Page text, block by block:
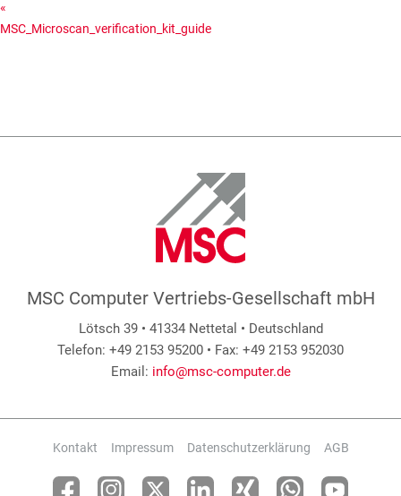
«
MSC_Microscan_verification_kit_guide
MSC Computer Vertriebs-Gesellschaft mbH
Lötsch 39 • 41334 Nettetal • Deutschland
Telefon: +49 2153 95200 • Fax: +49 2153 952030
Email: info@msc-computer.de
Kontakt Impressum Datenschutzerklärung AGB